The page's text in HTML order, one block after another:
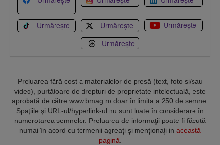
Urmărește Urmărește
Urmărește
Urmărește
Preluarea fără cost a materialelor de presă (text, foto si/sau
video), purtătoare de drepturi de proprietate intelectuală, este
aprobată de către www.bmag.ro doar în limita a 250 de semne.
Spaţiile şi URL-ul/hyperlink-ul nu sunt luate în considerare în
numerotarea semnelor. Preluarea de informaţii poate fi făcută
numai în acord cu termenii agreaţi şi menţionaţi in această
pagină